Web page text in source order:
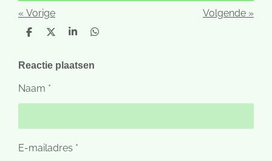
« Vorige Volgende »
D
e
D
l
S
r
D
e
Reactie plaatsen
Naam *
E-mailadres *